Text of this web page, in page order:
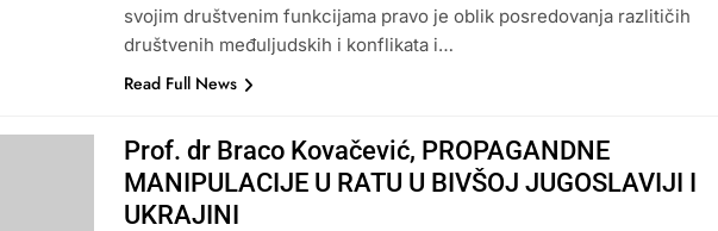
svojim društvenim funkcijama pravo je oblik posredovanja razlitičih
društvenih međuljudskih i konflikata i…
Read Full News
Prof. dr Braco Kovačević, PROPAGANDNE
MANIPULACIJE U RATU U BIVŠOJ JUGOSLAVIJI I
UKRAJINI